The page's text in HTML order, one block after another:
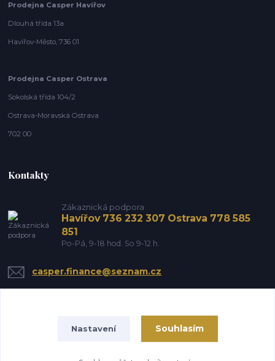
Prodejna Casper Havířov
Dlouhá třída 13a
Havířov-Město, 736 01
Prodejna Casper Ostrava
Sokolská třída 104/2
Ostrava-Moravská Ostrava
702 00
Kontakty
Zákaznická podpora
Havířov 736 232 307 Ostrava 778 585
851
Po-Pá, 9-18 hod. So 9-12 h.
casper.finance@seznam.cz
Nastavení Souhlasím